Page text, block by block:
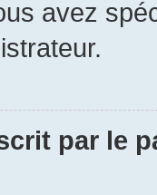
avez
par le